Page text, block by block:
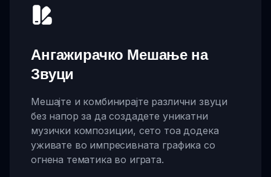
Ангажирачко Мешање на
Звуци
Мешајте и комбинирајте различни звуци
без напор за да создадете уникатни
музички композиции, сето тоа додека
уживате во импресивната графика со
огнена тематика во играта.